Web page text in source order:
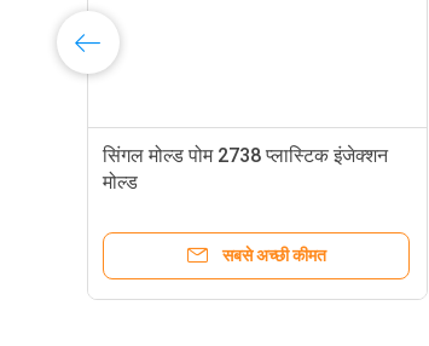
सिंगल मोल्ड पोम 2738 प्लास्टिक इंजेक्शन
मोल्ड
सबसे अच्छी कीमत